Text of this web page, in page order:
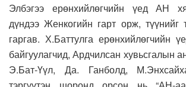
Элбэгээ ерөнхийлөгчийн үед АН
дүндээ Женкогийн гарт орж, түүнийг
гаргав. Х.Баттулга ерөнхийлөгчийн
байгуулагчид, Ардчилсан хувьсгалын
Э.Бат-Үүл, Да. Ганболд,